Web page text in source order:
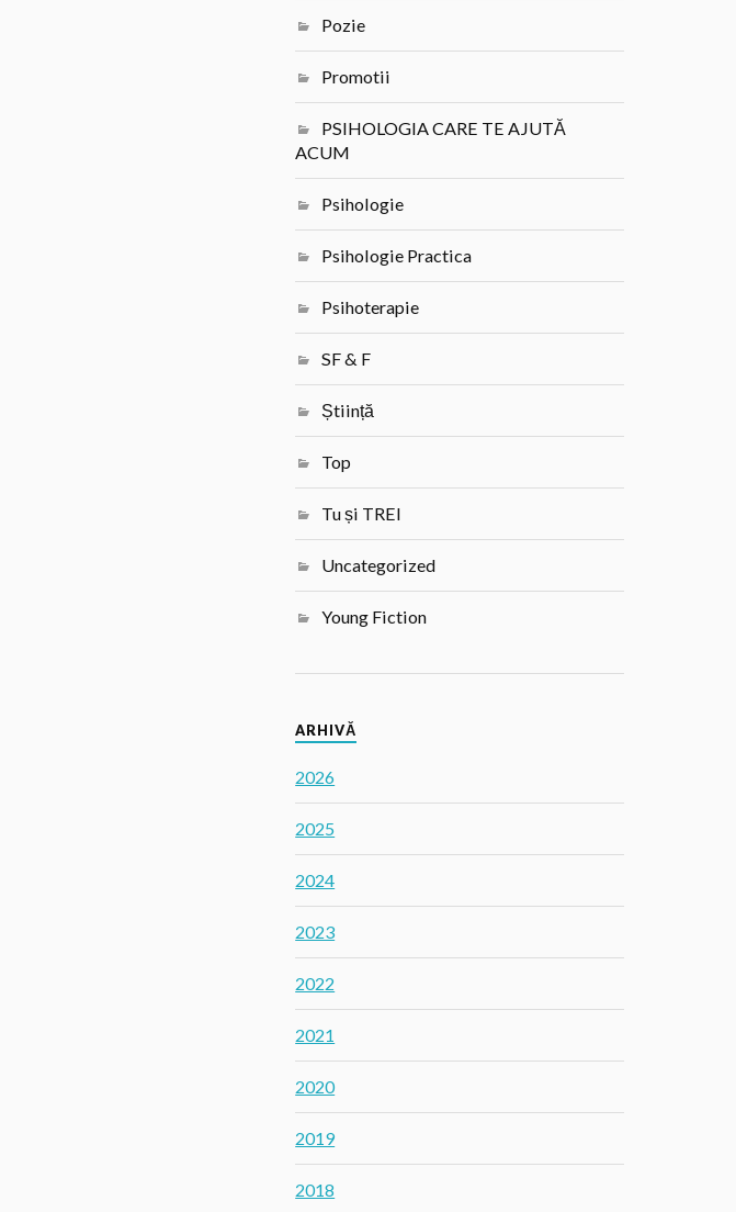
Pozie
Promotii
PSIHOLOGIA CARE TE AJUTĂ
ACUM
Psihologie
Psihologie Practica
Psihoterapie
SF & F
Știință
Top
Tu și TREI
Uncategorized
Young Fiction
ARHIVĂ
2026
2025
2024
2023
2022
2021
2020
2019
2018